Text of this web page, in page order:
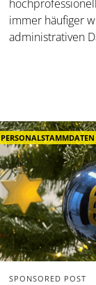
immer häufiger
administrativen
vielen Kanzleien:
PERSONALSTAMMDATEN
SPONSORED POST